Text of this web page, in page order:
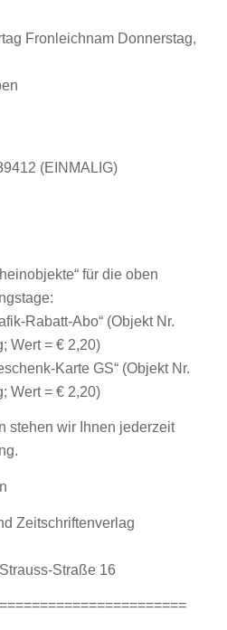
Fronleichnam Donnerstag,
(EINMALIG)
für die oben
Rabatt-Abo“ (Objekt Nr.
Wert = € 2,20)
Karte GS“ (Objekt Nr.
Wert = € 2,20)
stehen wir Ihnen jederzeit
Zeitschriftenverlag
Straße 16